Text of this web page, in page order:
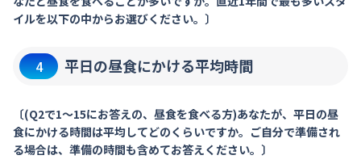
イルを以下の中からお選びください。〕
4 平日の昼食にかける平均時間
〔(Q2で1～15にお答えの、昼食を食べる方)あなたが、平日の昼
食にかける時間は平均してどのくらいですか。ご自分で準備され
る場合は、準備の時間も含めてお答えください。〕